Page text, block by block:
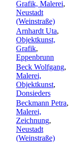
Grafik, Malerei,
Neustadt
(Weinstraße)
Arnhardt Uta,
Objektkunst,
Grafik,
Eppenbrunn
Beck Wolfgang,
Malerei,
Objektkunst,
Donsieders
Beckmann Petra,
Malerei,
Zeichnung,
Neustadt
(Weinstraße)